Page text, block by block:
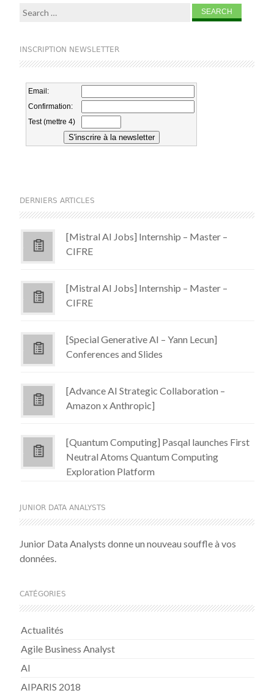
Search for:
INSCRIPTION NEWSLETTER
DERNIERS ARTICLES
[Mistral AI Jobs] Internship – Master –
CIFRE
[Mistral AI Jobs] Internship – Master –
CIFRE
[Special Generative AI – Yann Lecun]
Conferences and Slides
[Advance AI Strategic Collaboration –
Amazon x Anthropic]
[Quantum Computing] Pasqal launches First
Neutral Atoms Quantum Computing
Exploration Platform
JUNIOR DATA ANALYSTS
Junior Data Analysts donne un nouveau souffle à vos
données.
CATÉGORIES
Actualités
Agile Business Analyst
AI
AIPARIS 2018